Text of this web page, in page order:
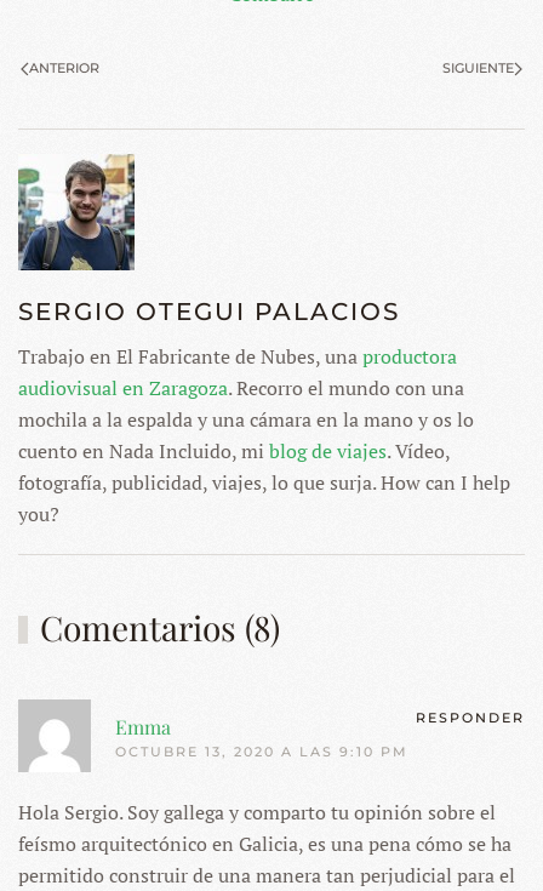
ANTERIOR SIGUIENTE
SERGIO OTEGUI PALACIOS
Trabajo en El Fabricante de Nubes, unaproductora
audiovisual en Zaragoza. Recorro el mundo con una
mochila a la espalda y una cámara en la mano y os lo
cuento en Nada Incluido, mi blog de viajes. Vídeo,
fotografía, publicidad, viajes, lo que surja. How can I help
you?
Comentarios (8)
Emma
OCTUBRE 13, 2020 A LAS 9:10 PM
RESPONDER
Hola Sergio. Soy gallega y comparto tu opinión sobre el
feísmo arquitectónico en Galicia, es una pena cómo se ha
permitido construir de una manera tan perjudicial para el